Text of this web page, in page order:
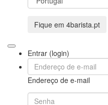
Fique em 4barista.pt
Entrar (login)
Endereço de e-mail